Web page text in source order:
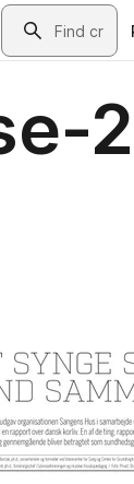
Search